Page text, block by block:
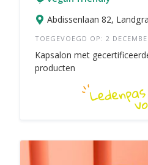
Abdissenlaan 82,
TOEGEVOEGD OP: 2
Kapsalon met
producten